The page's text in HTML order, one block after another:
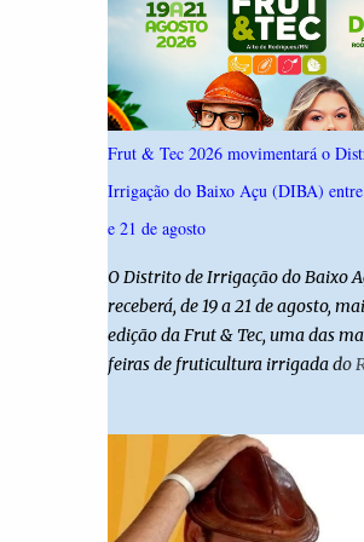
ouviu 1.500 eleitores em todas as
Rio Grande do Norte entre os dias
junho de 2026. O levantamento
margem de erro de 2,5 pontos
nível de confiança de 95%.
RN-09520/2026
Frut & Tec 2026 movimentará o
Irrigação do Baixo Açu (DIBA) entre
e 21 de agosto
O Distrito de Irrigação do Baixo
receberá, de 19 a 21 de agosto,
edição da Frut & Tec, uma das
feiras de fruticultura irrigada do
estudantes e profissionais do
com palestras de especialistas,
técnicas a campo e uma ampla